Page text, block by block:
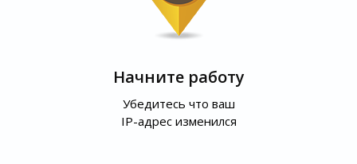
Начните работу
Убедитесь что ваш
IP-адрес изменился